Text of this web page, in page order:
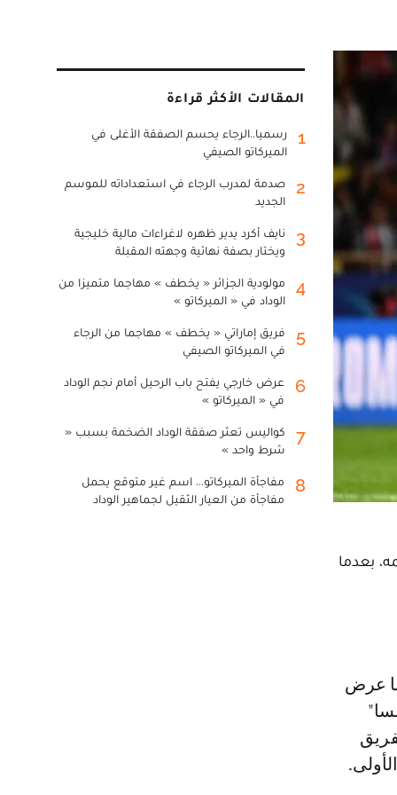
بعدما
المقالات الأكثر قراءة
1
رسميا..الرجاء يحسم الصفقة الأغلى في
الميركاتو الصيفي
2
صدمة لمدرب الرجاء في استعداداته للموسم
الجديد
3
نايف أكرد يدير ظهره لاغراءات مالية خليجية
ويختار بصفة نهائية وجهته المقبلة
4
مولودية الجزائر « يخطف » مهاجما متميزا من
الوداد في « الميركاتو »
5
فريق إماراتي « يخطف » مهاجما من الرجاء
في الميركاتو الصيفي
6
عرض خارجي يفتح باب الرحيل أمام نجم الوداد
في « الميركاتو »
7
كواليس تعثر صفقة الوداد الضخمة بسبب «
شرط واحد »
8
مفاجأة الميركاتو... اسم غير متوقع يحمل
مفاجأة من العيار الثقيل لجماهير الوداد